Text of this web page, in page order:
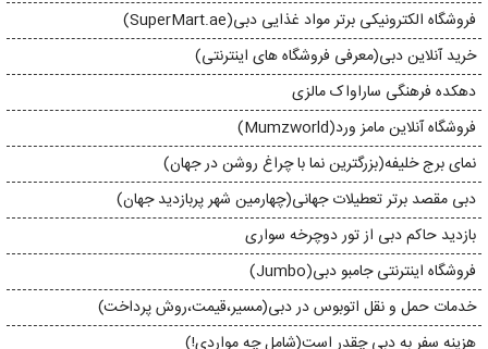
فروشگاه الکترونیکی برتر مواد غذایی دبی(SuperMart.ae)
خرید آنلاین دبی(معرفی فروشگاه های اینترنتی)
دهکده فرهنگی ساراواک مالزی
فروشگاه آنلاین مامز ورد(Mumzworld)
نمای برج خلیفه(بزرگترین نما با چراغ روشن در جهان)
دبی مقصد برتر تعطیلات جهانی(چهارمین شهر پربازدید جهان)
بازدید حاکم دبی از تور دوچرخه سواری
فروشگاه اینترنتی جامبو دبی(Jumbo)
خدمات حمل و نقل اتوبوس در دبی(مسیر،قیمت،روش پرداخت)